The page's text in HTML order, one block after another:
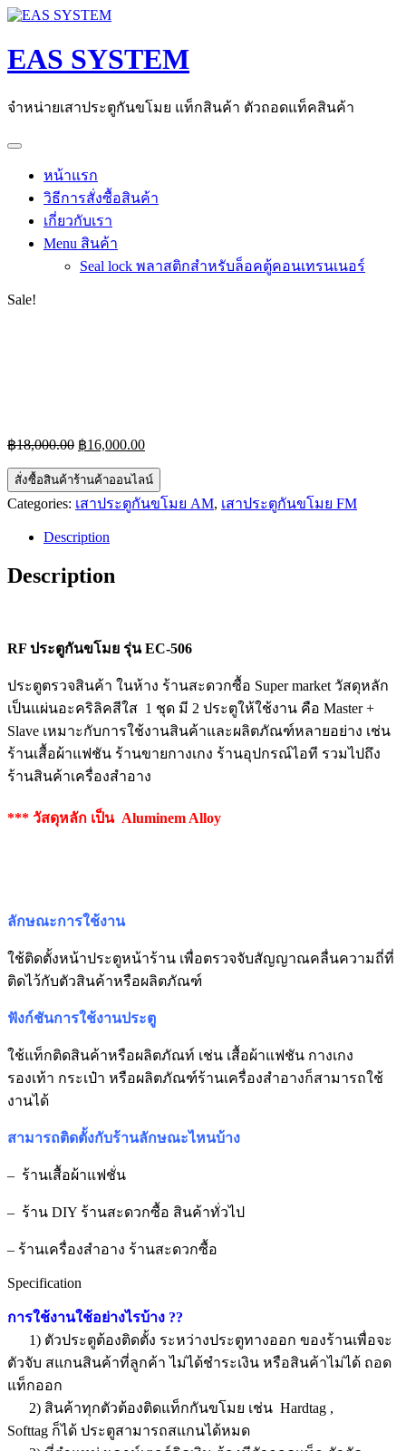
Skip
content
EAS SYSTEM
จำหน่ายเสาประตูกันขโมย แท็กสินค้า ตัวถอดแท็คสินค้า
หน้าแรก
วิธีการสั่งซื้อสินค้า
เกี่ยวกับเรา
Menu สินค้า
Seal lock พลาสติกสำหรับล็อคตู้คอนเทรนเนอร์
Sale!
฿18,000.00 Original
was:
฿18,000.00.
฿16,000.00Current
is:
฿16,000.00.
สั่งซื้อสินค้าร้านค้าออนไลน์
Categories: เสาประตูกันขโมย AM, เสาประตูกันขโมย FM
Description
Description
RF ประตูกันขโมย รุ่น EC-506
ประตูตรวจสินค้า ในห้าง ร้านสะดวกซื้อ Super market วัสดุหลัก
เป็นแผ่นอะคริลิคสีใส 1 ชุด มี 2 ประตูให้ใช้งาน คือ Master +
Slave เหมาะกับการใช้งานสินค้าและผลิตภัณฑ์หลายอย่าง เช่น
ร้านเสื้อผ้าแฟชัน ร้านขายกางเกง ร้านอุปกรณ์ไอที รวมไปถึง
ร้านสินค้าเครื่องสำอาง
*** วัสดุหลัก เป็น Aluminem Alloy
ลักษณะการใช้งาน
ใช้ติดตั้งหน้าประตูหน้าร้าน เพื่อตรวจจับสัญญาณคลื่นความถี่ที่
ติดไว้กับตัวสินค้าหรือผลิตภัณฑ์
ฟังก์ชันการใช้งานประตู
ใช้แท็กติดสินค้าหรือผลิตภัณท์ เช่น เสื้อผ้าแฟชัน กางเกง
รองเท้า กระเป๋า หรือผลิตภัณฑ์ร้านเครื่องสำอางก็สามารถใช้
งานได้
สามารถติดตั้งกับร้านลักษณะไหนบ้าง
– ร้านเสื้อผ้าแฟชั่น
– ร้าน DIY ร้านสะดวกซื้อ สินค้าทั่วไป
– ร้านเครื่องสำอาง ร้านสะดวกซื้อ
Specification
การใช้งานใช้อย่างไรบ้าง ??
1) ตัวประตูต้องติดตั้ง ระหว่างประตูทางออก ของร้านเพื่อจะ
ตัวจับ สแกนสินค้าที่ลูกค้า ไม่ได้ชำระเงิน หรือสินค้าไม่ได้ ถอด
แท็กออก
2) สินค้าทุกตัวต้องติดแท็กกันขโมย เช่น Hardtag ,
Softtag ก็ได้ ประตูสามารถสแกนได้หมด